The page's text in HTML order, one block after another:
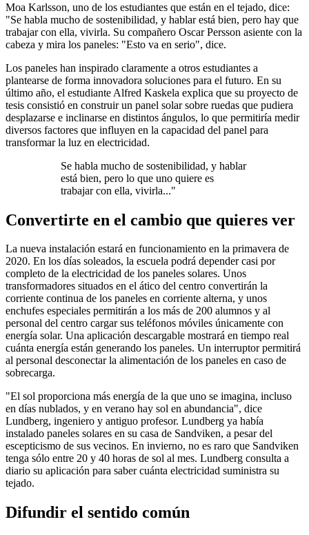
Moa Karlsson, uno de los estudiantes que están en el tejado, dice:
"Se habla mucho de sostenibilidad, y hablar está bien, pero hay que
trabajar con ella, vivirla. Su compañero Oscar Persson asiente con la
cabeza y mira los paneles: "Esto va en serio", dice.
Los paneles han inspirado claramente a otros estudiantes a
plantearse de forma innovadora soluciones para el futuro. En su
último año, el estudiante Alfred Kaskela explica que su proyecto de
tesis consistió en construir un panel solar sobre ruedas que pudiera
desplazarse e inclinarse en distintos ángulos, lo que permitiría medir
diversos factores que influyen en la capacidad del panel para
transformar la luz en electricidad.
Se habla mucho de sostenibilidad, y hablar
está bien, pero lo que uno quiere es
trabajar con ella, vivirla..."
Convertirte en el cambio que quieres ver
La nueva instalación estará en funcionamiento en la primavera de
2020. En los días soleados, la escuela podrá depender casi por
completo de la electricidad de los paneles solares. Unos
transformadores situados en el ático del centro convertirán la
corriente continua de los paneles en corriente alterna, y unos
enchufes especiales permitirán a los más de 200 alumnos y al
personal del centro cargar sus teléfonos móviles únicamente con
energía solar. Una aplicación descargable mostrará en tiempo real
cuánta energía están generando los paneles. Un interruptor permitirá
al personal desconectar la alimentación de los paneles en caso de
sobrecarga.
"El sol proporciona más energía de la que uno se imagina, incluso
en días nublados, y en verano hay sol en abundancia", dice
Lundberg, ingeniero y antiguo profesor. Lundberg ya había
instalado paneles solares en su casa de Sandviken, a pesar del
escepticismo de sus vecinos. En invierno, no es raro que Sandviken
tenga sólo entre 20 y 40 horas de sol al mes. Lundberg consulta a
diario su aplicación para saber cuánta electricidad suministra su
tejado.
Difundir el sentido común